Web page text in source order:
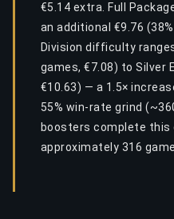
€5.14 extra. Full
an additional €9.76
Division difficulty
games, €7.08) to Silver
€10.63) — a 1.5×
55% win-rate grind
boosters complete this
approximately 316